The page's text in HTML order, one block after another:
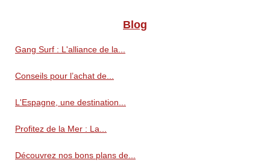
Blog
Gang Surf : L'alliance de la...
Conseils pour l’achat de...
L'Espagne, une destination...
Profitez de la Mer : La...
Découvrez nos bons plans de...